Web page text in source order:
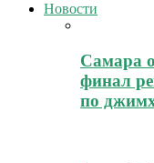
Новости
Самара
финал
по